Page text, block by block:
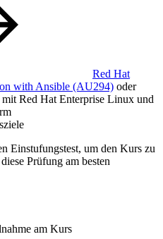
Red Hat
with Ansible (AU294) oder
Red Hat Enterprise Linux und
Einstufungstest, um den Kurs zu
Prüfung am besten
am Kurs